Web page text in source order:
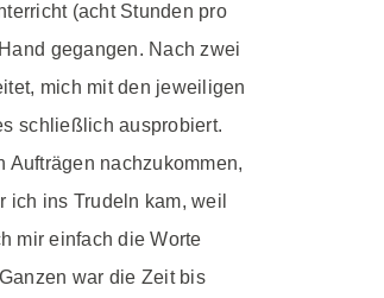
(acht Stunden pro
gegangen. Nach zwei
mich mit den jeweiligen
schließlich ausprobiert.
nachzukommen,
ins Trudeln kam, weil
mir einfach die Worte
war die Zeit bis